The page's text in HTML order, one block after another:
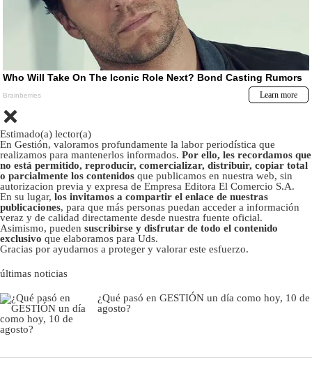
Estimado(a) lector(a)
En Gestión, valoramos profundamente la labor periodística que
realizamos para mantenerlos informados. Por ello, les recordamos que
no está permitido, reproducir, comercializar, distribuir, copiar total
o parcialmente los contenidos que publicamos en nuestra web, sin
autorizacion previa y expresa de Empresa Editora El Comercio S.A.
En su lugar, los invitamos a compartir el enlace de nuestras
publicaciones, para que más personas puedan acceder a información
veraz y de calidad directamente desde nuestra fuente oficial.
Asimismo, pueden suscribirse y disfrutar de todo el contenido
exclusivo que elaboramos para Uds.
Gracias por ayudarnos a proteger y valorar este esfuerzo.
últimas noticias
¿Qué pasó en GESTIÓN un día como hoy, 10 de
agosto?